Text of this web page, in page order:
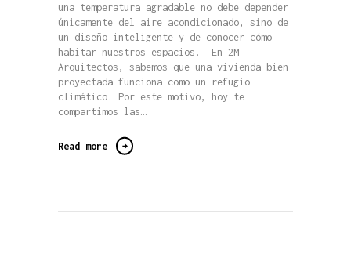
una temperatura agradable no debe depender
únicamente del aire acondicionado, sino de
un diseño inteligente y de conocer cómo
habitar nuestros espacios. En 2M
Arquitectos, sabemos que una vivienda bien
proyectada funciona como un refugio
climático. Por este motivo, hoy te
compartimos las…
Read more